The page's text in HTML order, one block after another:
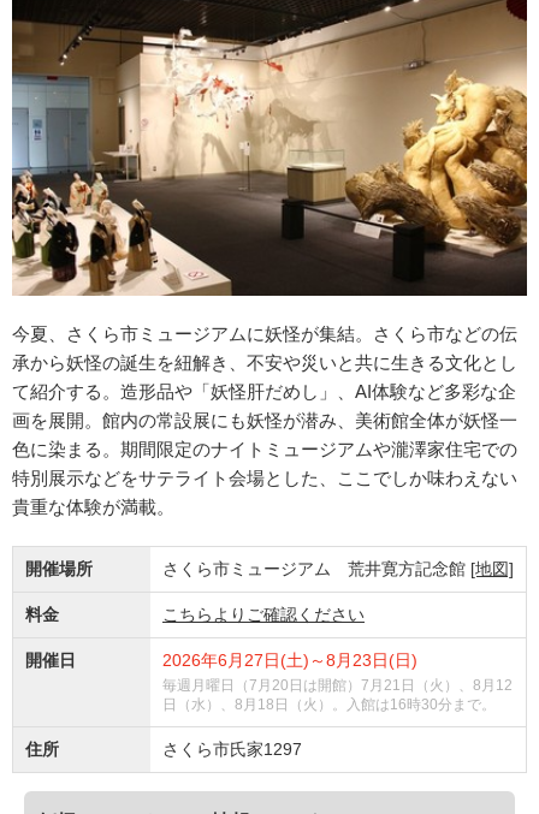
今夏、さくら市ミュージアムに妖怪が集結。さくら市などの伝
承から妖怪の誕生を紐解き、不安や災いと共に生きる文化とし
て紹介する。造形品や「妖怪肝だめし」、AI体験など多彩な企
画を展開。館内の常設展にも妖怪が潜み、美術館全体が妖怪一
色に染まる。期間限定のナイトミュージアムや瀧澤家住宅での
特別展示などをサテライト会場とした、ここでしか味わえない
貴重な体験が満載。
開催場所 さくら市ミュージアム 荒井寛方記念館 [地図]
料金 こちらよりご確認ください
開催日 2026年6月27日(土)～8月23日(日)
毎週月曜日（7月20日は開館）7月21日（火）、8月12
日（水）、8月18日（火）。入館は16時30分まで。
住所 さくら市氏家1297